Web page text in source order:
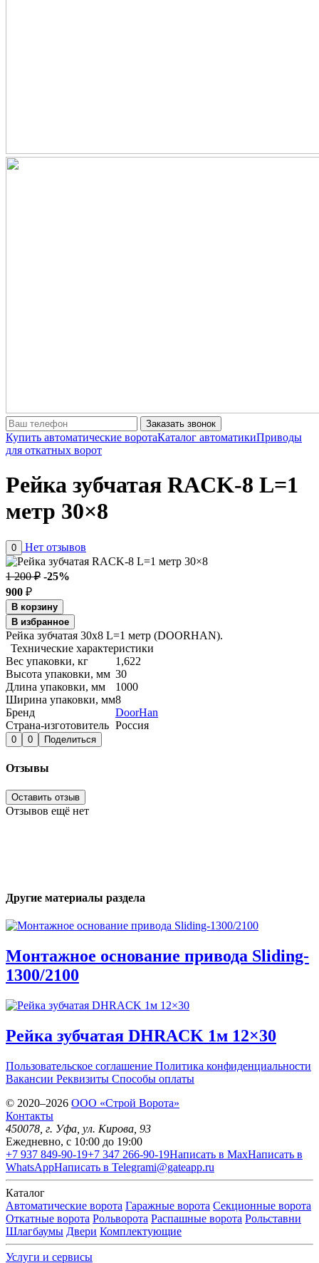
Заказать звонок
Купить автоматические воротаКаталог автоматикиПриводы
для откатных ворот
Рейка зубчатая RACK-8 L=1
метр 30×8
0 Нет отзывов
1 200 ₽ -25%
900 ₽
В корзину
В избранное
Рейка зубчатая 30х8 L=1 метр (DOORHAN).
Технические характеристики
Вес упаковки, кг
1,622
Высота упаковки, мм 30
Длина упаковки, мм
1000
Ширина упаковки, мм8
Бренд
DoorHan
Страна-изготовитель Россия
0 0 Поделиться
Отзывы
Оставить отзыв
Отзывов ещё нет
Другие материалы раздела
Монтажное основание привода Sliding-
1300/2100
Рейка зубчатая DHRACK 1м 12×30
Пользовательское соглашение Политика конфиденциальности
Вакансии Реквизиты Способы оплаты
© 2020–2026 OOO «Строй Ворота»
Контакты
450078 , г. Уфа ул. Кирова, 93
Ежедневно, с 10:00 до 19:00
+7 937 849-90-19+7 347 266-90-19Написать в MaxНаписать в
WhatsAppНаписать в Telegrami@gateapp.ru
Каталог
Автоматические ворота Гаражные ворота Секционные ворота
Откатные ворота Рольворота Распашные ворота Рольставни
Шлагбаумы Двери Комплектующие
Услуги и сервисы